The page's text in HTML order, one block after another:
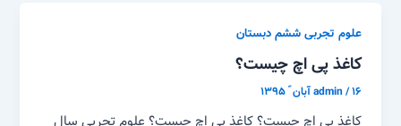
علوم تجربی ششم دبستان
کاغذ پی اچ چیست؟
admin/۱۶ آبان ّ ۱۳۹۵
کاغذ پی اچ چیست؟ کاغذ پی اچ چیست؟ علوم تجربی سال